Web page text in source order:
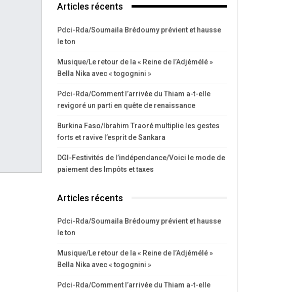
Articles récents
Pdci-Rda/Soumaila Brédoumy prévient et hausse
le ton
Musique/Le retour de la « Reine de l’Adjémélé »
Bella Nika avec « togognini »
Pdci-Rda/Comment l’arrivée du Thiam a-t-elle
revigoré un parti en quête de renaissance
Burkina Faso/Ibrahim Traoré multiplie les gestes
forts et ravive l’esprit de Sankara
DGI-Festivités de l’indépendance/Voici le mode de
paiement des Impôts et taxes
Articles récents
Pdci-Rda/Soumaila Brédoumy prévient et hausse
le ton
Musique/Le retour de la « Reine de l’Adjémélé »
Bella Nika avec « togognini »
Pdci-Rda/Comment l’arrivée du Thiam a-t-elle